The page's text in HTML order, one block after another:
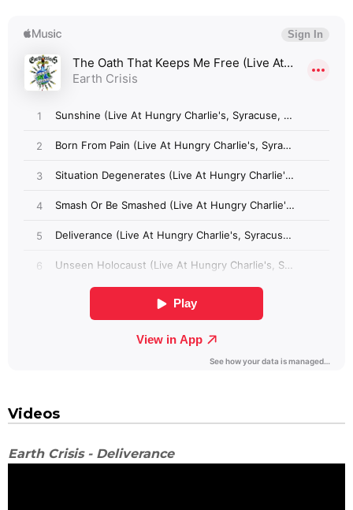
Videos
Earth Crisis - Deliverance